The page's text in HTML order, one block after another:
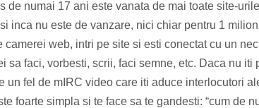
de numai 17 ani este vanata de mai toate site-
inca nu este de vanzare, nici chiar pentru 1
camerei web, intri pe site si esti conectat cu un
sa faci, vorbesti, scrii, faci semne, etc. Daca nu
un fel de mIRC video care iti aduce interlocutori
foarte simpla si te face sa te gandesti: “cum de